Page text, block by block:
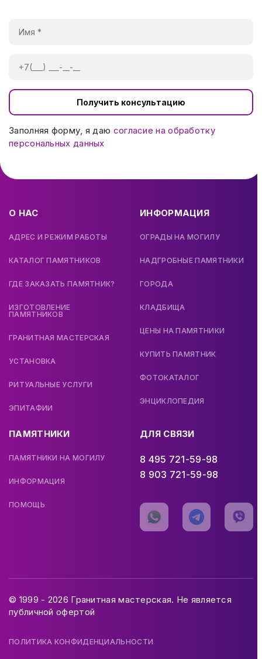
Получить консультацию
Заполняя форму, я даю согласие на обработку
персональных данных
О НАС
АДРЕС И РЕЖИМ РАБОТЫ
КАТАЛОГ ПАМЯТНИКОВ
ГДЕ ЗАКАЗАТЬ ПАМЯТНИК?
ИЗГОТОВЛЕНИЕ
ПАМЯТНИКОВ
ГРАНИТНАЯ МАСТЕРСКАЯ
УСТАНОВКА
РИТУАЛЬНЫЕ УСЛУГИ
ЭПИТАФИИ
ИНФОРМАЦИЯ
ОГРАДЫ НА МОГИЛУ
НАДГРОБНЫЕ ПАМЯТНИКИ
ГОРОДА
КЛАДБИЩА
ЦЕНЫ НА ПАМЯТНИКИ
КУПИТЬ ПАМЯТНИК
ФОТОКАТАЛОГ
ЭНЦИКЛОПЕДИЯ
ПАМЯТНИКИ
ПАМЯТНИКИ НА МОГИЛУ
ИНФОРМАЦИЯ
ПОМОЩЬ
ДЛЯ СВЯЗИ
8 495 721-59-98
8 903 721-59-98
© 1999 - 2026 Гранитная мастерская. Не является
публичной офертой
ПОЛИТИКА КОНФИДЕНЦИАЛЬНОСТИ